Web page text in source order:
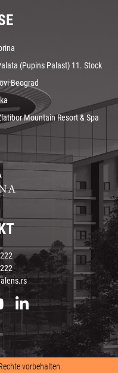
(Pupins Palast) 11. Stock
Beograd
Mountain Resort & Spa
vorbehalten.